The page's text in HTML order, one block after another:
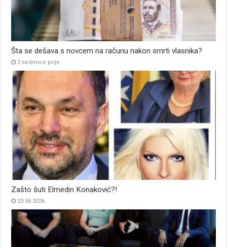
Šta se dešava s novcem na računu nakon smrti vlasnika?
2 sedmice prije
Zašto šuti Elmedin Konaković?!
23.06.2026.